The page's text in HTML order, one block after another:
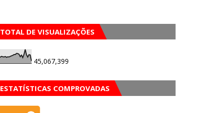
TOTAL DE VISUALIZAÇÕES
45,067,399
ESTATÍSTICAS COMPROVADAS